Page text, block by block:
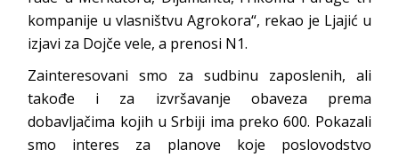
kompanije u vlasništvu Agrokora“, rekao je Ljajić u
izjavi za Dojče vele, a prenosi N1.
Zainteresovani smo za sudbinu zaposlenih, ali
takođe i za izvršavanje obaveza prema
dobavljačima kojih u Srbiji ima preko 600. Pokazali
smo interes za planove koje poslovodstvo